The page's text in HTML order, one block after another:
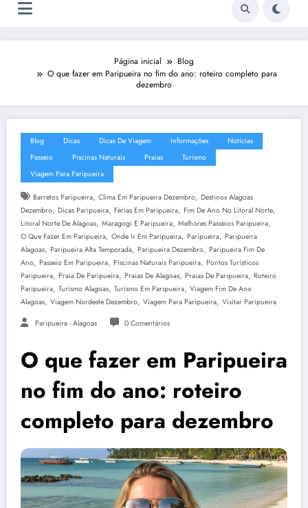
Página inicial
Blog
O que fazer em Paripueira no fim do ano: roteiro completo para
dezembro
Blog Dicas Dicas De Viagem Informações
Notícias
Passeio
Piscinas Naturais Praias
Turismo
Viagem Para Paripueira
Barretos Paripueira, Clima Em Paripueira Dezembro, Destinos Alagoas
Dezembro, Dicas Paripueira, Férias Em Paripueira, Fim De Ano No Litoral Norte,
Litoral Norte De Alagoas, Maragogi E Paripueira, Melhores Passeios Paripueira,
O Que Fazer Em Paripueira, Onde Ir Em Paripueira, Paripueira, Paripueira
Alagoas, Paripueira Alta Temporada, Paripueira Dezembro, Paripueira Fim De
Ano, Passeio Em Paripueira, Piscinas Naturais Paripueira, Pontos Turísticos
Paripueira, Praia De Paripueira, Praias De Alagoas, Praias De Paripueira, Roteiro
Paripueira, Turismo Alagoas, Turismo Em Paripueira, Viagem Fim De Ano
Alagoas, Viagem Nordeste Dezembro, Viagem Para Paripueira, Visitar Paripueira
Paripueira - Alagoas 0 Comentários
O que fazer em Paripueira
no fim do ano: roteiro
completo para dezembro